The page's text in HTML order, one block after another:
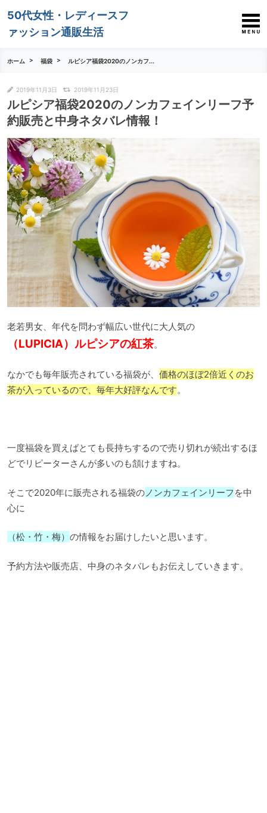
50代女性・レディースフ
ァッション通販生活
ホーム 福袋 ルピシア福袋2020のノンカフ...
2019年11月3日 2019年11月23日
ルピシア福袋2020のノンカフェインリーフ予
約販売と中身ネタバレ情報！
老若男女、年代を問わず幅広い世代に大人気の
（LUPICIA）ルピシアの紅茶。
なかでも毎年販売されている福袋が、 価格のほぼ2倍近くのお
茶が入っているので、毎年大好評なんです。
一度福袋を買えばとても長持ちするので売り切れが続出するほ
どでリピーターさんが多いのも頷けますね。
そこで2020年に販売される福袋のノンカフェインリーフ を中
心に
（松・竹・梅） の情報をお届けしたいと思います。
予約方法や販売店、中身のネタバレもお伝えしていきます。